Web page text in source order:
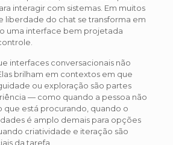
interagir com sistemas. Em muitos
liberdade do chat se transforma em
uma interface bem projetada
interfaces conversacionais não
brilham em contextos em que
ou exploração são partes
— como quando a pessoa não
que está procurando, quando o
é amplo demais para opções
criatividade e iteração são
da tarefa.